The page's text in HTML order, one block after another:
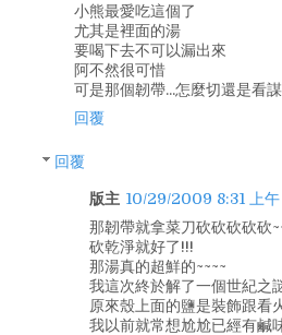
小熊最愛吃這個了
尤其是裡面的湯
要喝下去不可以漏出來
阿不然很可惜
可是那個韌帶...怎麼切還是看
回覆
回覆
版主 10/29/2009 8:31 上午
那韌帶就拿菜刀砍砍砍砍砍
砍乾淨就好了!!!
那湯真的超鮮的~~~~
我這次終於解了一個世紀之
原來殼上面的鹽是裝飾跟看
我以前就常想尬尬已經有鹹